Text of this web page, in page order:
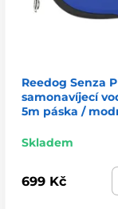
pevné
a jistý
patří. U
Reedog Senza
samonavíjecí
5m páska /
Skladem
699 Kč